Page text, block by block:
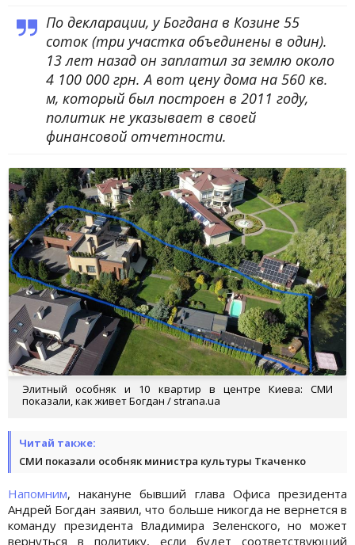
По декларации, у Богдана в Козине 55
соток (три участка объединены в один).
13 лет назад он заплатил за землю около
4 100 000 грн. А вот цену дома на 560 кв.
м, который был построен в 2011 году,
политик не указывает в своей
финансовой отчетности.
Элитный особняк и 10 квартир в центре Киева: СМИ
показали, как живет Богдан / strana.ua
Читай также:
СМИ показали особняк министра культуры Ткаченко
Напомним, накануне бывший глава Офиса президента
Андрей Богдан заявил, что больше никогда не вернется в
команду президента Владимира Зеленского, но может
вернуться в политику, если будет соответствующий